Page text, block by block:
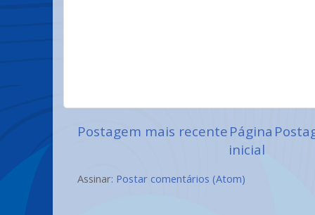
Postagem mais recentePágina
inicial
Assinar: Postar comentários (Atom)